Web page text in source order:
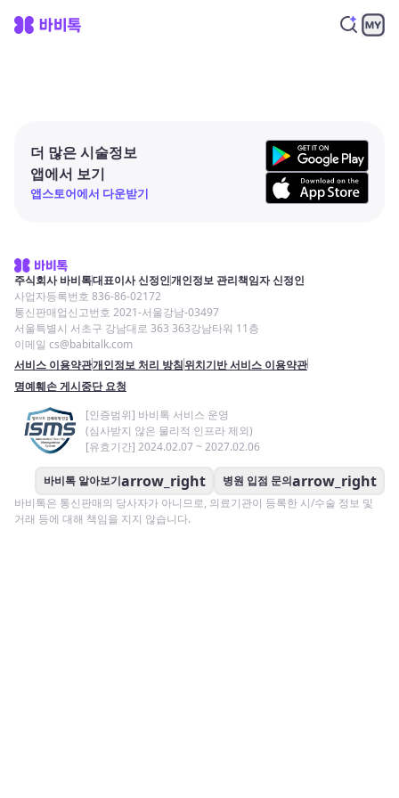
더 많은 시술정보
앱에서 보기
앱스토어에서 다운받기
주식회사 바비톡대표이사 신정인개인정보 관리책임자 신정인
사업자등록번호 836-86-02172
통신판매업신고번호 2021-서울강남-03497
서울특별시 서초구 강남대로 363 363강남타워 11층
이메일 cs@babitalk.com
서비스 이용약관개인정보 처리 방침위치기반 서비스 이용약관
명예훼손 게시중단 요청
[인증범위] 바비톡 서비스 운영
(심사받지 않은 물리적 인프라 제외)
[유효기간] 2024.02.07 ~ 2027.02.06
바비톡 알아보기arrow_right 병원 입점 문의arrow_right
바비톡은 통신판매의 당사자가 아니므로, 의료기관이 등록한 시/수술 정보 및
거래 등에 대해 책임을 지지 않습니다.